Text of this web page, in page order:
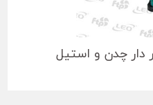
چدن و استیل